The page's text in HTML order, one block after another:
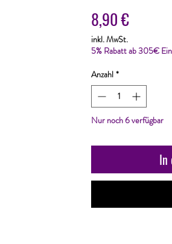
8,90 €Preis
inkl. MwSt.
5% Rabatt ab 305€
Anzahl *
Nur noch 6 verfügbar
In